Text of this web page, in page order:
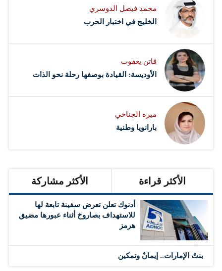
محمد فيصل الدوسري ​
‏الخليج في اختبار الحرب
فاتن يعقوب
الأوديسة: القيادة بوصفها رحلة نحو الذات
ميرة الجناحي
بارانويا وطنية
الأكثر قراءة الأكثر مشاركة
أدنوك تعلن تعرض سفينة تابعة لها
للاستهداف بصاروخ أثناء عبورها مضيق
هرمز
بنتُ الإمارات.. إيمانٌ وتمكين